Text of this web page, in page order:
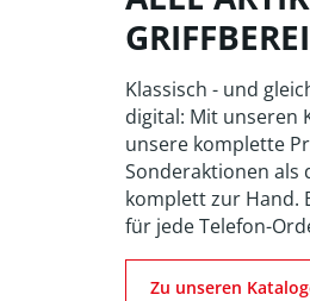
Klassisch - und
digital: Mit unseren
unsere komplette
Sonderaktionen als
komplett zur Hand.
für jede Telefon-
Zu unseren